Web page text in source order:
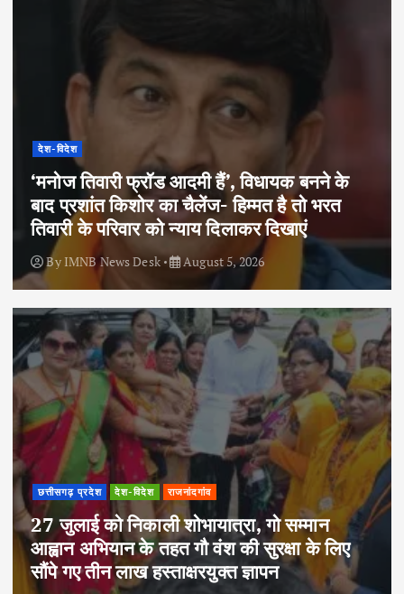
देश-विदेश
‘मनोज तिवारी फ्रॉड आदमी हैं’, विधायक बनने के
बाद प्रशांत किशोर का चैलेंज- हिम्मत है तो भरत
तिवारी के परिवार को न्याय दिलाकर दिखाएं
By IMNB News Desk August 5, 2026
छत्तीसगढ़ प्रदेश देश-विदेश राजनांदगांव
27 जुलाई को निकाली शोभायात्रा, गो सम्मान
आह्वान अभियान के तहत गौ वंश की सुरक्षा के लिए
सौंपे गए तीन लाख हस्ताक्षरयुक्त ज्ञापन